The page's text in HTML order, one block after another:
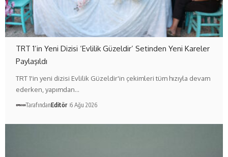
TRT 1’in Yeni Dizisi ‘Evlilik Güzeldir’ Setinden Yeni Kareler
Paylaşıldı
TRT 1'in yeni dizisi Evlilik Güzeldir'in çekimleri tüm hızıyla devam
ederken, yapımdan…
TarafındanEditör 6 Ağu 2026